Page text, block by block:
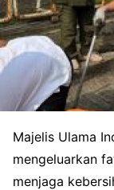
Majelis Ulama
mengeluarkan
menjaga